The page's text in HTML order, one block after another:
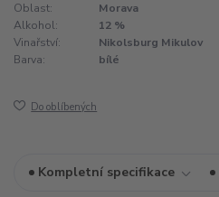
Oblast:
Morava
Alkohol:
12 %
Vinařství:
Nikolsburg Mikulov
Barva:
bílé
Do oblíbených
Kompletní specifikace